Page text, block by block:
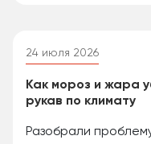
24 июля 2026
Как мороз и жара
рукав по климату
Разобрали